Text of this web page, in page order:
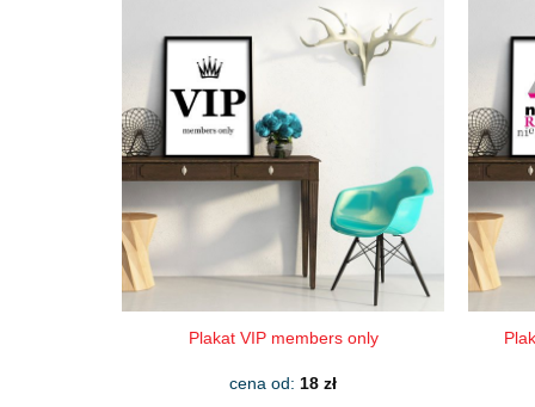
wiele
wariantów.
można
wybrać
stronie
produktu
Plakat VIP members only
cena od: 18 zł